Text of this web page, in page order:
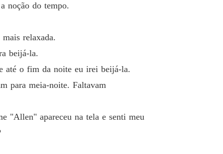
noção do tempo.
relaxada.
beijá-la.
até o fim da noite eu irei beijá-la.
para meia-noite. Faltavam
"Allen" apareceu na tela e senti meu